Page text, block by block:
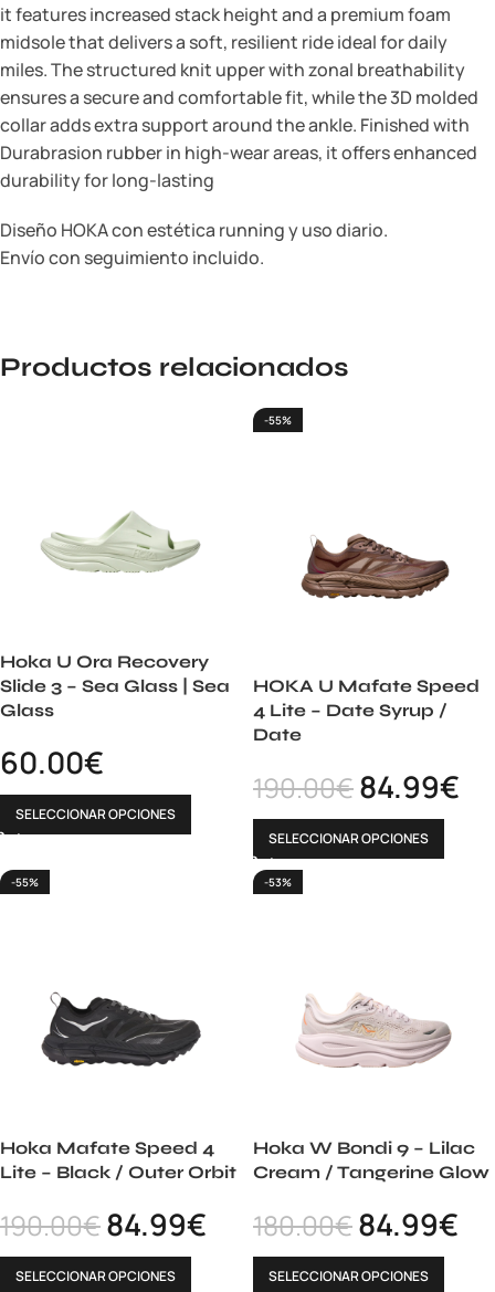
it features increased stack height and a premium foam
midsole that delivers a soft, resilient ride ideal for daily
miles. The structured knit upper with zonal breathability
ensures a secure and comfortable fit, while the 3D molded
collar adds extra support around the ankle. Finished with
Durabrasion rubber in high-wear areas, it offers enhanced
durability for long-lasting
Diseño HOKA con estética running y uso diario.
Envío con seguimiento incluido.
Productos relacionados
Hoka U Ora Recovery
Slide 3 – Sea Glass | Sea
Glass
60.00€
SELECCIONAR OPCIONES
-55%
HOKA U Mafate Speed
4 Lite – Date Syrup /
Date
190.00€84.99€
SELECCIONAR OPCIONES
-55%
Hoka Mafate Speed 4
Lite – Black / Outer Orbit
190.00€84.99€
SELECCIONAR OPCIONES
-53%
Hoka W Bondi 9 – Lilac
Cream / Tangerine Glow
180.00€84.99€
SELECCIONAR OPCIONES